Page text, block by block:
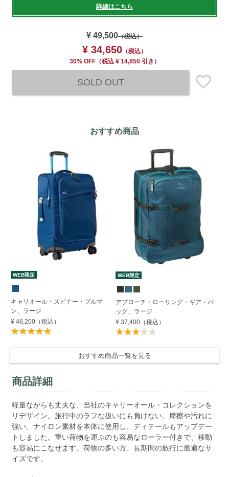
詳細はこちら
¥ 49,500（税込）
¥ 34,650 （税込）
30% OFF（税込 ¥ 14,850 引き）
SOLD OUT
おすすめ商品
WEB限定
キャリオール・スピナー・プルマ
ン、ラージ
¥ 46,200（税込）
WEB限定
アプローチ・ローリング・ギア・バ
ッグ、ラージ
¥ 37,400 （税込）
おすすめ商品一覧を見る
商品詳細
軽量ながらも丈夫な、当社のキャリーオール・コレクションを
リデザイン。旅行中のラフな扱いにも負けない、摩擦や汚れに
強い、ナイロン素材を本体に使用し、ディテールもアップデー
トしました。重い荷物を運ぶのも容易なローラー付きで、移動
も容易にこなせます。荷物の多い方、長期間の旅行に最適なサ
イズです。